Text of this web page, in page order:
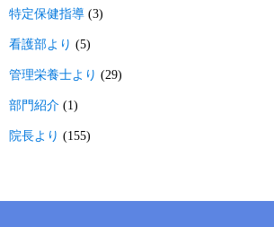
特定保健指導 (3)
看護部より (5)
管理栄養士より (29)
部門紹介 (1)
院長より (155)